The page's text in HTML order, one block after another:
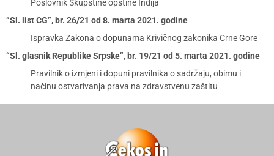
Poslovnik Skupštine opštine Inđija
“Sl. list CG”, br. 26/21 od 8. marta 2021. godine
Ispravka Zakona o dopunama Krivičnog zakonika Crne Gore
“Sl. glasnik Republike Srpske”, br. 19/21 od 5. marta 2021. godine
Pravilnik o izmjeni i dopuni pravilnika o sadržaju, obimu i
načinu ostvarivanja prava na zdravstvenu zaštitu